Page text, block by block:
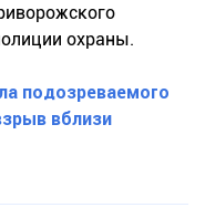
охраны.
подозреваемого
вблизи